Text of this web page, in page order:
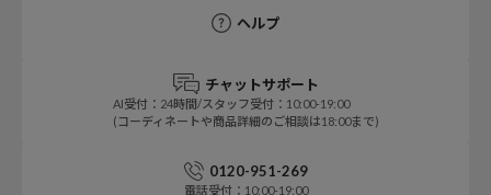
ヘルプ
チャットサポート
AI受付：24時間/スタッフ受付：10:00-19:00
(コーディネートや商品詳細のご相談は18:00まで)
0120-951-269
電話受付：10:00-19:00